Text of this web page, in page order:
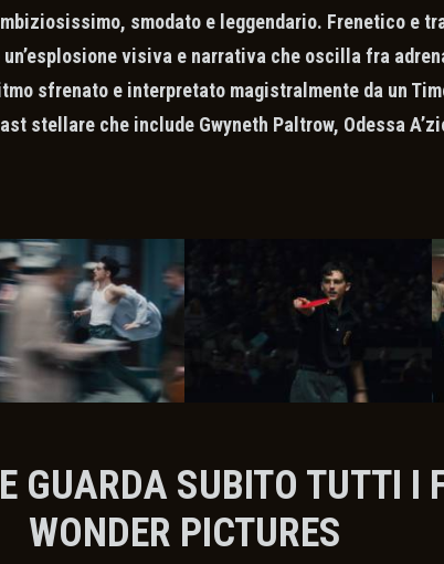
smodato e leggendario. Frenetico e
un’esplosione visiva e narrativa che oscilla fra
sfrenato e interpretato magistralmente da un
stellare che include Gwyneth Paltrow, Odessa
GUARDA SUBITO TUTTI I
WONDER PICTURES